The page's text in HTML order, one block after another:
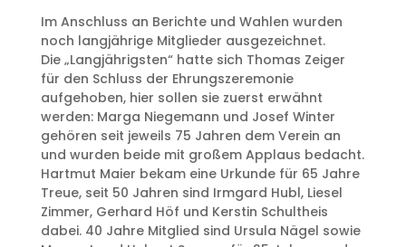
Im Anschluss an Berichte und Wahlen wurden
noch langjährige Mitglieder ausgezeichnet.
Die „Langjährigsten“ hatte sich Thomas Zeiger
für den Schluss der Ehrungszeremonie
aufgehoben, hier sollen sie zuerst erwähnt
werden: Marga Niegemann und Josef Winter
gehören seit jeweils 75 Jahren dem Verein an
und wurden beide mit großem Applaus bedacht.
Hartmut Maier bekam eine Urkunde für 65 Jahre
Treue, seit 50 Jahren sind Irmgard Hubl, Liesel
Zimmer, Gerhard Höf und Kerstin Schultheis
dabei. 40 Jahre Mitglied sind Ursula Nägel sowie